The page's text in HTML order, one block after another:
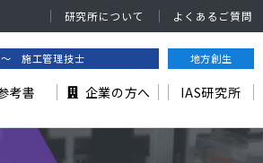
研究所について よくあるご質問
～ 施工管理技士
考書 企業の方へ
地方創生
IAS研究所